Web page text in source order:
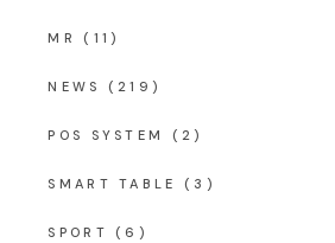
MR (11)
NEWS (219)
POS SYSTEM (2)
SMART TABLE (3)
SPORT (6)